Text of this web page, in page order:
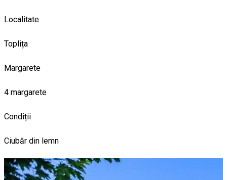
Localitate
Toplița
Margarete
4 margarete
Condiții
Ciubăr din lemn